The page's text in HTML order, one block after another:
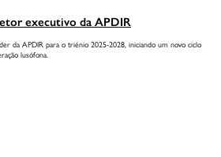
executivo da APDIR
da APDIR para o triénio 2025-2028, iniciando um novo ciclo
lusófona.